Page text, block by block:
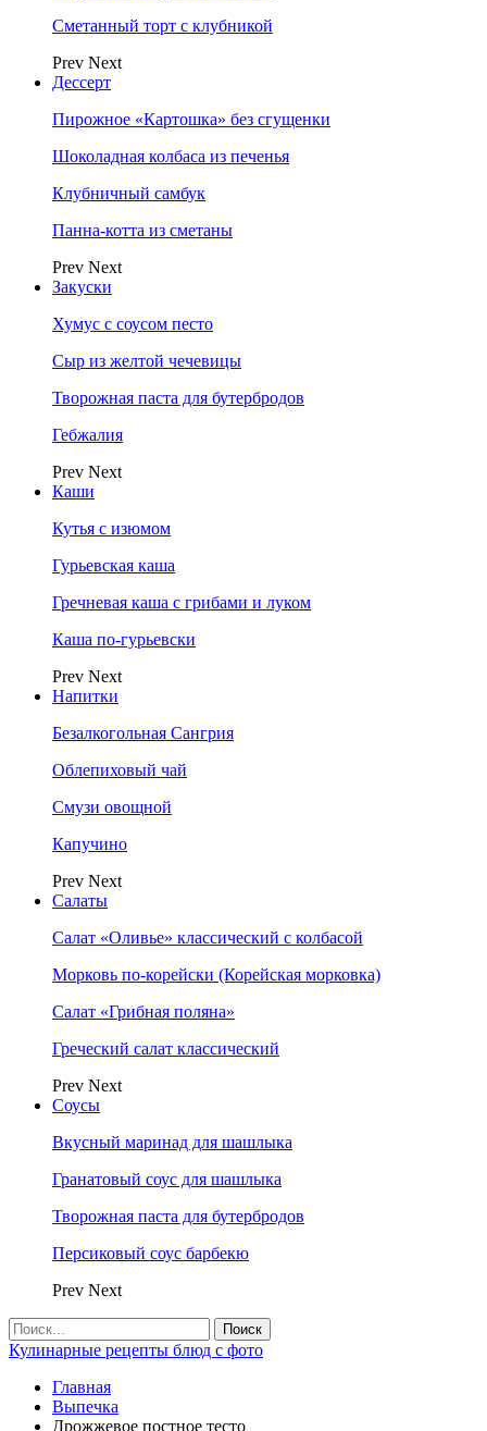
Сметанный торт с клубникой
Prev Next
Дессерт
Пирожное «Картошка» без сгущенки
Шоколадная колбаса из печенья
Клубничный самбук
Панна-котта из сметаны
Prev Next
Закуски
Хумус с соусом песто
Сыр из желтой чечевицы
Творожная паста для бутербродов
Гебжалия
Prev Next
Каши
Кутья с изюмом
Гурьевская каша
Гречневая каша с грибами и луком
Каша по-гурьевски
Prev Next
Напитки
Безалкогольная Сангрия
Облепиховый чай
Смузи овощной
Капучино
Prev Next
Салаты
Салат «Оливье» классический с колбасой
Морковь по-корейски (Корейская морковка)
Салат «Грибная поляна»
Греческий салат классический
Prev Next
Соусы
Вкусный маринад для шашлыка
Гранатовый соус для шашлыка
Творожная паста для бутербродов
Персиковый соус барбекю
Prev Next
Кулинарные рецепты блюд с фото
Главная
Выпечка
Дрожжевое постное тесто